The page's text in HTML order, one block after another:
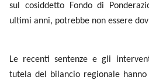
sul cosiddetto Fondo di
ultimi anni, potrebbe non essere
Le recenti sentenze e gli
tutela del bilancio regionale